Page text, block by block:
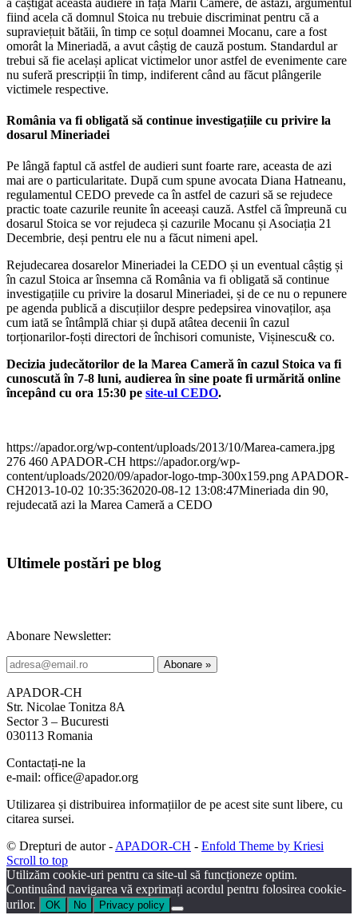
fiind acela că domnul Stoica nu trebuie discriminat pentru că a
supraviețuit bătăii, în timp ce soțul doamnei Mocanu, care a fost
omorât la Mineriadă, a avut câștig de cauză postum. Standardul ar
trebui să fie același aplicat victimelor unor astfel de evenimente care
nu suferă prescripții în timp, indiferent când au făcut plângerile
victimele respective.
România va fi obligată să continue investigațiile cu privire la
dosarul Mineriadei
Pe lângă faptul că astfel de audieri sunt foarte rare, aceasta de azi
mai are o particularitate. După cum spune avocata Diana Hatneanu,
regulamentul CEDO prevede ca în astfel de cazuri să se rejudece
practic toate cazurile reunite în aceeași cauză. Astfel că împreună cu
dosarul Stoica se vor rejudeca și cazurile Mocanu și Asociația 21
Decembrie, deși pentru ele nu a făcut nimeni apel.
Rejudecarea dosarelor Mineriadei la CEDO și un eventual câștig și
în cazul Stoica ar însemna că România va fi obligată să continue
investigațiile cu privire la dosarul Mineriadei, și de ce nu o repunere
pe agenda publică a discuțiilor despre pedepsirea vinovaților, așa
cum iată se întâmplă chiar și după atâtea decenii în cazul
torționarilor-foști directori de închisori comuniste, Vișinescu& co.
Decizia judecătorilor de la Marea Cameră în cazul Stoica va fi
cunoscută în 7-8 luni, audierea în sine poate fi urmărită online
începând cu ora 15:30 pe site-ul CEDO.
https://apador.org/wp-content/uploads/2013/10/Marea-camera.jpg
276 460 APADOR-CH https://apador.org/wp-
content/uploads/2020/09/apador-logo-tmp-300x159.png APADOR-
CH2013-10-02 10:35:362020-08-12 13:08:47Mineriada din 90,
rejudecată azi la Marea Cameră a CEDO
Ultimele postări pe blog
Abonare Newsletter:
APADOR-CH
Str. Nicolae Tonitza 8A
Sector 3 – Bucuresti
030113 Romania
Contactați-ne la
e-mail: office@apador.org
Utilizarea și distribuirea informațiilor de pe acest site sunt libere, cu
citarea sursei.
© Drepturi de autor - APADOR-CH - Enfold Theme by Kriesi
Scroll to top
Utilizăm cookie-uri pentru ca site-ul să funcționeze optim.
Continuând navigarea vă exprimați acordul pentru folosirea cookie-
urilor.
OK No Privacy policy